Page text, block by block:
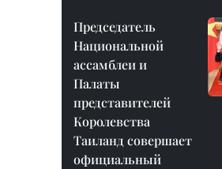
Председатель
Национальной
ассамблеи и
Палаты
представителей
Королевства
Таиланд совершает
официальный